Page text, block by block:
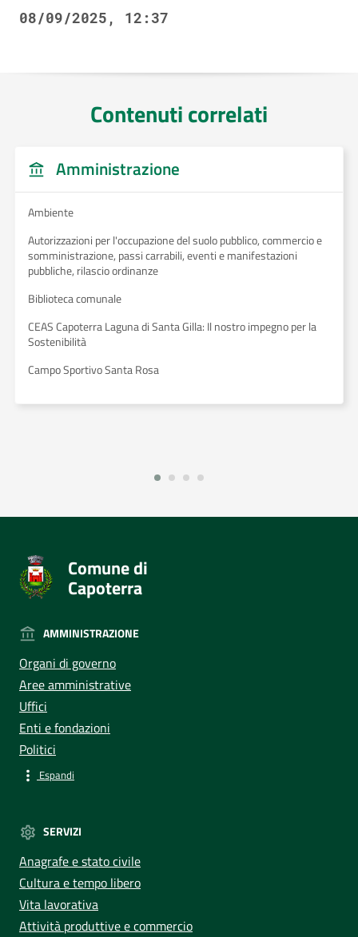
08/09/2025, 12:37
Contenuti correlati
Amministrazione
Ambiente
Autorizzazioni per l'occupazione del suolo pubblico, commercio e
somministrazione, passi carrabili, eventi e manifestazioni
pubbliche, rilascio ordinanze
Biblioteca comunale
CEAS Capoterra Laguna di Santa Gilla: Il nostro impegno per la
Sostenibilità
Campo Sportivo Santa Rosa
Comune di
Capoterra
AMMINISTRAZIONE
Organi di governo
Aree amministrative
Uffici
Enti e fondazioni
Politici
Espandi
SERVIZI
Anagrafe e stato civile
Cultura e tempo libero
Vita lavorativa
Attività produttive e commercio